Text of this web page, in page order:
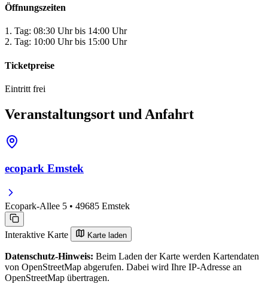
Öffnungszeiten
1. Tag: 08:30 Uhr bis 14:00 Uhr
2. Tag: 10:00 Uhr bis 15:00 Uhr
Ticketpreise
Eintritt frei
Veranstaltungsort und Anfahrt
ecopark Emstek
Ecopark-Allee 5 • 49685 Emstek
Interaktive Karte Karte laden
Datenschutz-Hinweis: Beim Laden der Karte werden Kartendaten
von OpenStreetMap abgerufen. Dabei wird Ihre IP-Adresse an
OpenStreetMap übertragen.